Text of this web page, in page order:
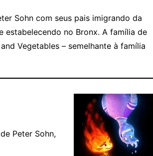
Sohn com seus pais imigrando da
estabelecendo no Bronx. A família de
Vegetables – semelhante à família
Peter Sohn,